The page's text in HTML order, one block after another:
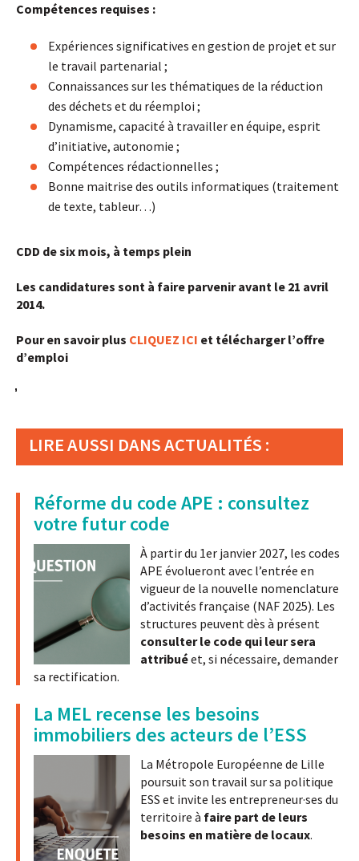
Compétences requises :
Expériences significatives en gestion de projet et sur
le travail partenarial ;
Connaissances sur les thématiques de la réduction
des déchets et du réemploi ;
Dynamisme, capacité à travailler en équipe, esprit
d’initiative, autonomie ;
Compétences rédactionnelles ;
Bonne maitrise des outils informatiques (traitement
de texte, tableur…)
CDD de six mois, à temps plein
Les candidatures sont à faire parvenir avant le 21 avril
2014.
Pour en savoir plus CLIQUEZ ICI et télécharger l’offre
d’emploi
LIRE AUSSI DANS ACTUALITÉS :
Réforme du code APE : consultez
votre futur code
À partir du 1er janvier 2027, les codes
APE évolueront avec l’entrée en
vigueur de la nouvelle nomenclature
d’activités française (NAF 2025). Les
structures peuvent dès à présent
consulter le code qui leur sera
attribuéet, si nécessaire, demander
sa rectification.
La MEL recense les besoins
immobiliers des acteurs de l’ESS
La Métropole Européenne de Lille
poursuit son travail sur sa politique
ESS et invite les entrepreneur·ses du
territoire à faire part de leurs
besoins en matière de locaux.